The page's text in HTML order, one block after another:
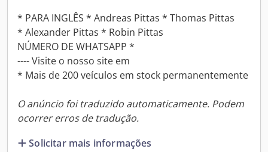
* PARA INGLÊS * Andreas Pittas * Thomas Pittas
* Alexander Pittas * Robin Pittas
NÚMERO DE WHATSAPP *
---- Visite o nosso site em
* Mais de 200 veículos em stock permanentemente
O anúncio foi traduzido automaticamente. Podem
ocorrer erros de tradução.
Solicitar mais informações